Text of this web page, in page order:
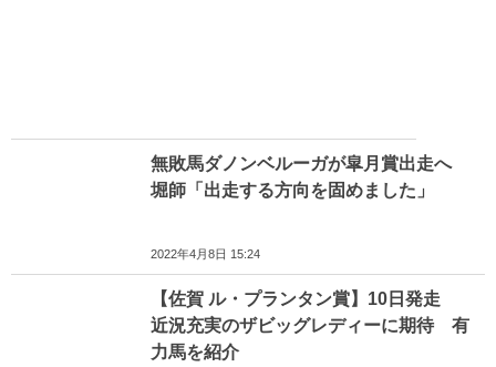
無敗馬ダノンベルーガが皐月賞出走へ
堀師「出走する方向を固めました」
2022年4月8日 15:24
【佐賀 ル・プランタン賞】10日発走
近況充実のザビッグレディーに期待 有
力馬を紹介